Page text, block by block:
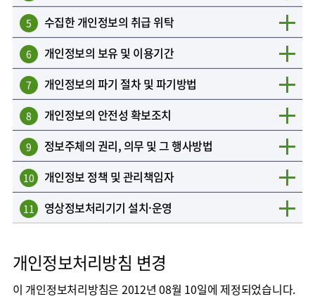
5 수집한 개인정보의 취급 위탁
6 개인정보의 보유 및 이용기간
7 개인정보의 파기 절차 및 파기방법
8 개인정보의 안전성 확보조치
9 정보주체의 권리, 의무 및 그 행사방법
10 개인정보 정책 및 관리책임자
11 영상정보처리기기 설치·운영
개인정보처리방침 변경
이 개인정보처리방침은 2012년 08월 10일에 제정되었습니다.